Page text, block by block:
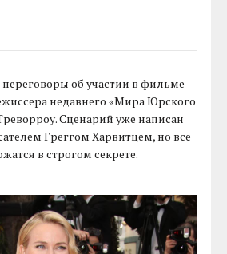
переговоры об участии в фильме
недавнего «Мира Юрского
Сценарий уже написан
Греггом Харвитцем, но все
в строгом секрете.